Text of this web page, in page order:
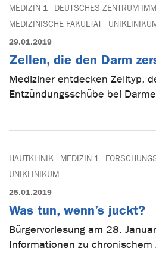
MEDIZIN 1
DEUTSCHES ZENTRUM
MEDIZINISCHE FAKULTÄT
29.01.2019
Zellen, die den Darm
Mediziner entdecken Zelltyp,
Entzündungsschübe bei
HAUTKLINIK MEDIZIN 1
UNIKLINIKUM
25.01.2019
Was tun, wenn’s juckt?
Bürgervorlesung am 28.
Informationen zu chronischem